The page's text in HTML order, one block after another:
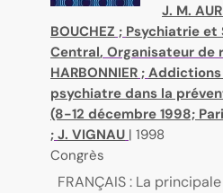
J. M.
BOUCHEZ ; Psychiatrie et
Central, Organisateur de
HARBONNIER ;
psychiatre dans la
(8-12 décembre 1998;
; J. VIGNAU | 1998
Congrès
FRANÇAIS : La